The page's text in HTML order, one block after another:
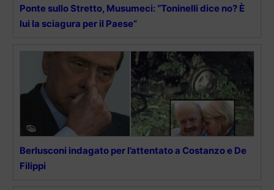
Ponte sullo Stretto, Musumeci: “Toninelli dice no? È
lui la sciagura per il Paese”
Berlusconi indagato per l’attentato a Costanzo e De
Filippi